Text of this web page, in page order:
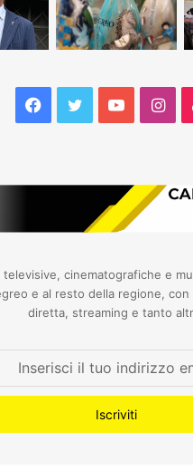
Facebook
TwitterYouTube
televisive, cinematografiche e
e al resto della regione, con
diretta, streaming e tanto